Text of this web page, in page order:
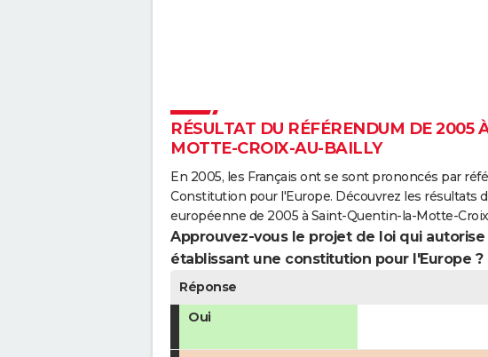
RÉSULTAT DU RÉFÉRENDUM DE 2005
MOTTE-CROIX-AU-BAILLY
En 2005, les Français ont se sont prononcés par
Constitution pour l'Europe. Découvrez les résultats
européenne de 2005 à Saint-Quentin-la-Motte-
Approuvez-vous le projet de loi qui
établissant une constitution pour l'Europe ?
Réponse
Oui